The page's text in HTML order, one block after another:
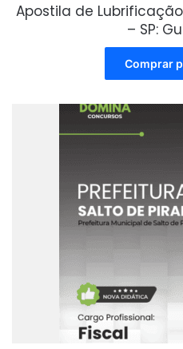
Apostila de
– SP:
Comprar